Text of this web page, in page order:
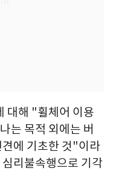
대해 "휠체어 이용
는 목적 외에는 버
에 기초한 것"이라
리불속행으로 기각